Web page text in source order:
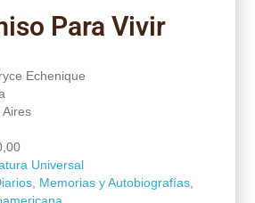
Para Vivir
Echenique
Universal
Memorias y Autobiografías,